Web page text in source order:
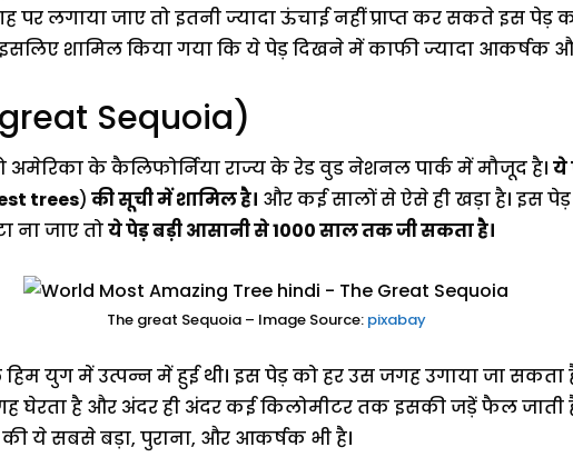
लगाया जाए तो इतनी ज्यादा ऊंचाई नहीं प्राप्त कर सकते इस पेड़
शामिल किया गया कि ये पेड़ दिखने में काफी ज्यादा आकर्षक
Sequoia)
अमेरिका के कैलिफोर्निया राज्य के रेड वुड नेशनल पार्क में मौजूद है। ये
trees) की सूची में शामिल है। और कई सालों से ऐसे ही खड़ा है। इस
ना जाए तोये पेड़ बड़ी आसानी से 1000 साल तक जी सकता है।
The great Sequoia – Image Source:pixabay
हिम युग में उत्पन्न में हुई थी। इस पेड़ को हर उस जगह उगाया जा
घेरता है और अंदर ही अंदर कई किलोमीटर तक इसकी जड़ें फैल जाती
ये सबसे बड़ा, पुराना, और आकर्षक भी है।